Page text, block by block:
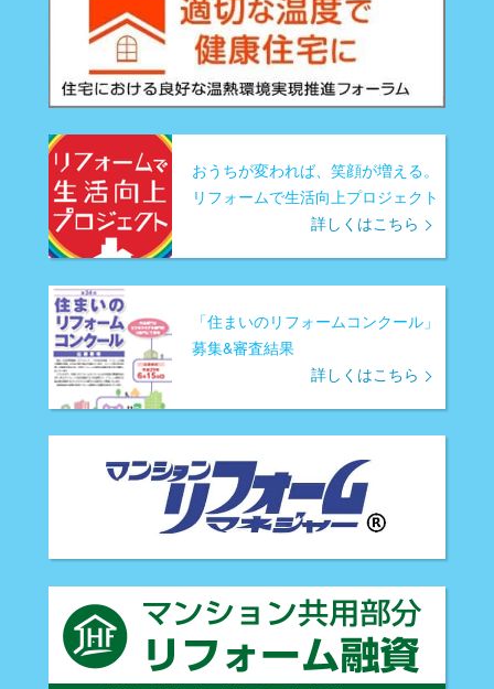
おうちが変われば、笑顔が増える。
リフォームで生活向上プロジェクト
詳しくはこちら
「住まいのリフォームコンクール」
募集&審査結果
詳しくはこちら